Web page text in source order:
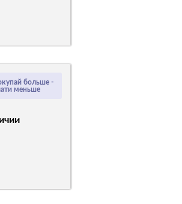
больше -
меньше